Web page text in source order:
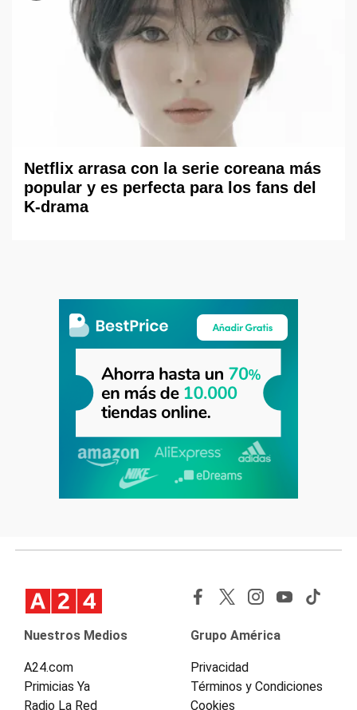
Netflix arrasa con la serie coreana más
popular y es perfecta para los fans del
K-drama
Nuestros Medios
A24.com
Primicias Ya
Radio La Red
Grupo América
Privacidad
Términos y Condiciones
Cookies